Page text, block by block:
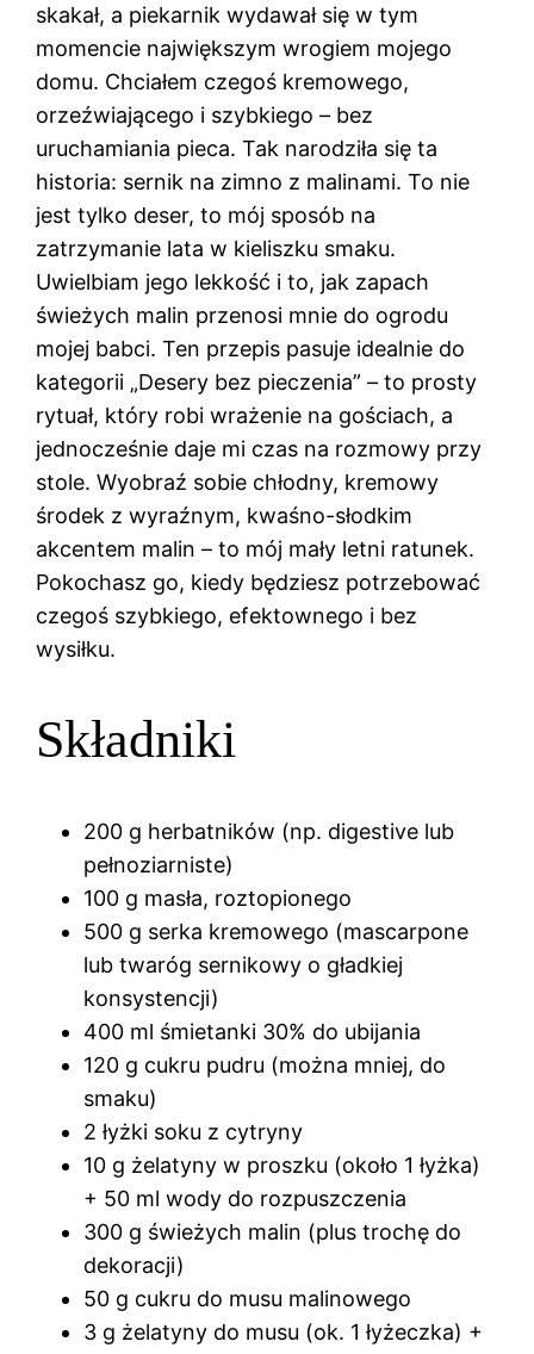
skakał, a piekarnik wydawał się w tym
momencie największym wrogiem mojego
domu. Chciałem czegoś kremowego,
orzeźwiającego i szybkiego – bez
uruchamiania pieca. Tak narodziła się ta
historia: sernik na zimno z malinami. To nie
jest tylko deser, to mój sposób na
zatrzymanie lata w kieliszku smaku.
Uwielbiam jego lekkość i to, jak zapach
świeżych malin przenosi mnie do ogrodu
mojej babci. Ten przepis pasuje idealnie do
kategorii „Desery bez pieczenia” – to prosty
rytuał, który robi wrażenie na gościach, a
jednocześnie daje mi czas na rozmowy przy
stole. Wyobraź sobie chłodny, kremowy
środek z wyraźnym, kwaśno-słodkim
akcentem malin – to mój mały letni ratunek.
Pokochasz go, kiedy będziesz potrzebować
czegoś szybkiego, efektownego i bez
wysiłku.
Składniki
200 g herbatników (np. digestive lub
pełnoziarniste)
100 g masła, roztopionego
500 g serka kremowego (mascarpone
lub twaróg sernikowy o gładkiej
konsystencji)
400 ml śmietanki 30% do ubijania
120 g cukru pudru (można mniej, do
smaku)
2 łyżki soku z cytryny
10 g żelatyny w proszku (około 1 łyżka)
+ 50 ml wody do rozpuszczenia
300 g świeżych malin (plus trochę do
dekoracji)
50 g cukru do musu malinowego
3 g żelatyny do musu (ok. 1 łyżeczka) +